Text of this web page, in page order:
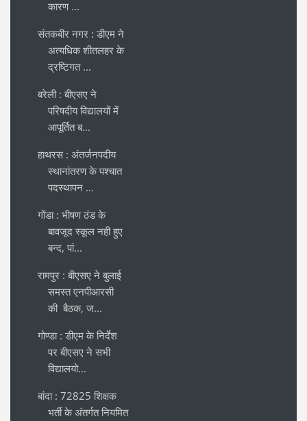
कारण ...
संतकबीर नगर : डीएम ने
अत्यधिक शीतलहर के
द्रष्टिगत ...
बरेली : बीएसए ने
परिषदीय विद्यालयों में
आपूर्तित ब...
हाथरस : अंतर्जनपदीय
स्थानांतरण के पश्चात
पदस्थापन ...
गोंडा : भीषण ठंड के
बावजूद स्कूल नही हुए
बन्द, पां...
रामपुर : बीएसए ने बुलाई
समस्त एनपीआरसी
की बैठक, ज...
गोण्डा : डीएम के निर्देश
पर बीएसए ने सभी
विद्यालयो...
बांदा : 72825 शिक्षक
भर्ती के अंतर्गत नियमित